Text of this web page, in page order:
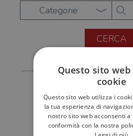
Categorie
Questo sito
cookie
Questo sito web utilizza i
la tua esperienza di
nostro sito web acconsenti
conformità con la nostra